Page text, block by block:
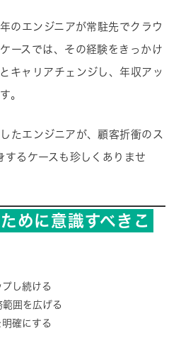
のエンジニアが常駐先でクラウ
ースでは、その経験をきっかけ
キャリアチェンジし、年収アッ
。
たエンジニアが、顧客折衝のス
するケースも珍しくありませ
めに意識すべきこ
し続ける
範囲を広げる
確にする